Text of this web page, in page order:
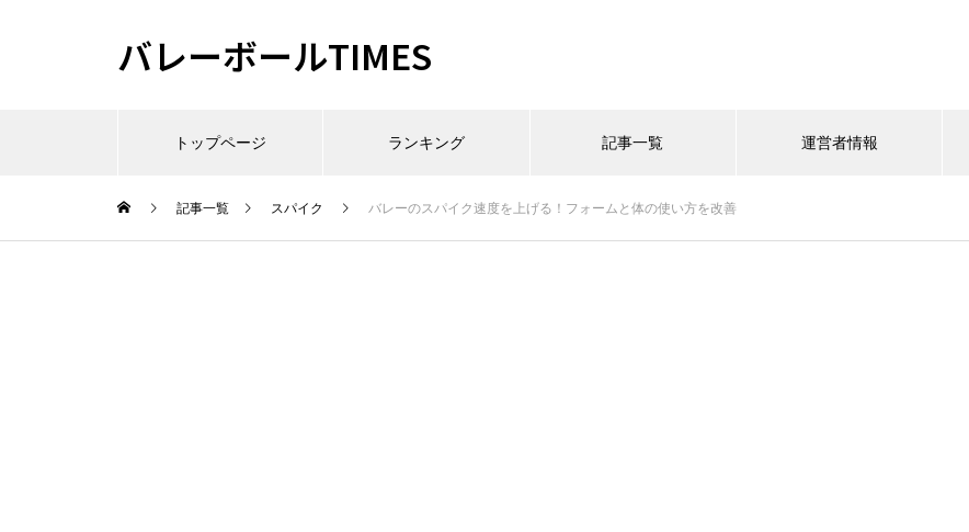
バレーボールTIMES
トップページ ランキング 記事一覧 運営者情報
記事一覧 スパイク バレーのスパイク速度を上げる！フォームと体の使い方を改善